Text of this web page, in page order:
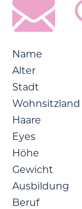
Name
Alter
Stadt
Wohnsitzland
Haare
Eyes
Höhe
Gewicht
Ausbildung
Beruf